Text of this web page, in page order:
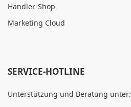
Händler-Shop
Marketing Cloud
SERVICE-HOTLINE
Unterstützung und Beratung unter: